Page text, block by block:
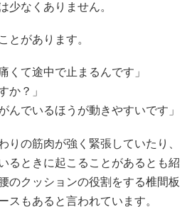
少なくありません。
とがあります。
くて途中で止まるんです」
か？」
んでいるほうが動きやすいです」
りの筋肉が強く緊張していたり、
るときに起こることがあるとも紹
のクッションの役割をする椎間板
スもあると言われています。